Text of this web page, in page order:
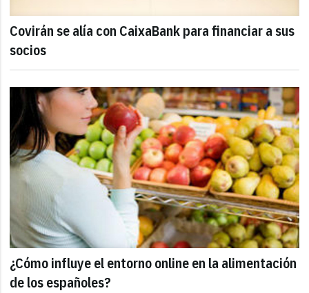
Covirán se alía con CaixaBank para financiar a sus
socios
¿Cómo influye el entorno online en la alimentación
de los españoles?